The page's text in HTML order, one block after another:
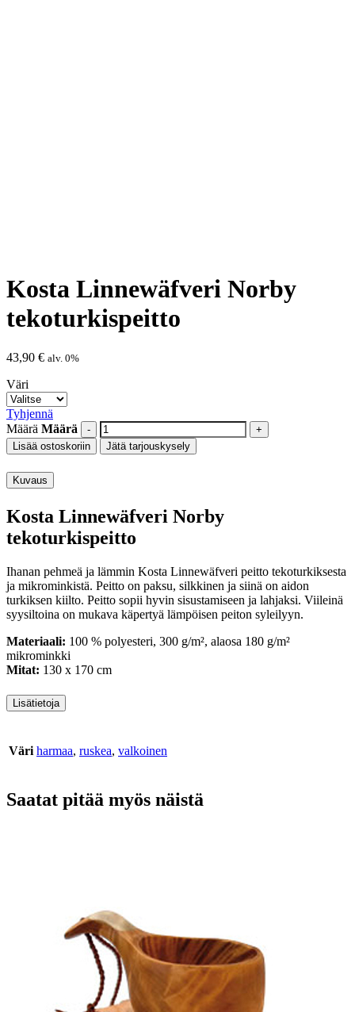
Kosta Linnewäfveri Norby
tekoturkispeitto
43,90 € alv. 0%
Väri
Tyhjennä
Määrä Määrä
Lisää ostoskoriin Jätä tarjouskysely
Kuvaus
Kosta Linnewäfveri Norby
tekoturkispeitto
Ihanan pehmeä ja lämmin Kosta Linnewäfveri peitto tekoturkiksesta
ja mikrominkistä. Peitto on paksu, silkkinen ja siinä on aidon
turkiksen kiilto. Peitto sopii hyvin sisustamiseen ja lahjaksi. Viileinä
syysiltoina on mukava käpertyä lämpöisen peiton syleilyyn.
Materiaali: 100 % polyesteri, 300 g/m², alaosa 180 g/m²
mikrominkki
Mitat: 130 x 170 cm
Lisätietoja
Väri harmaa, ruskea, valkoinen
Saatat pitää myös näistä